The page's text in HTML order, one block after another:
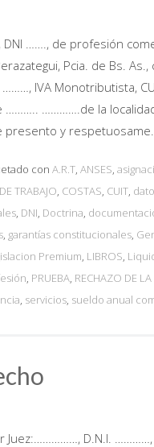
……., de profesión
Pcia. de Bs.
………, IVA Monotributista,
……….. ………….de la
presento y
con A.R.T, ANSES,
TRABAJO, COSTAS, CUIT,
, DNI, Doctrina,
, garantías constitucionales,
Premium, LIBROS,
, PRUEBA, RECHAZO DE
, servicios, sueldo anual
Juez:……………, D.N.I.